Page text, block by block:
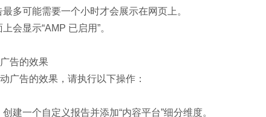
多可能需要一个小时才会展示在网页上。
会显示“AMP 已启用”。
告的效果
广告的效果，请执行以下操作：
建一个自定义报告并添加“内容平台”细分维度。